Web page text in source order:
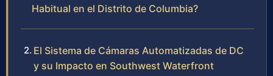
Habitual en el Distrito de Columbia?
El Sistema de Cámaras Automatizadas de DC
y su Impacto en Southwest Waterfront